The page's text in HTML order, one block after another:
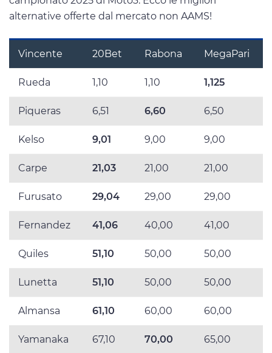
alternative offerte dal mercato non AAMS!
Vincente 20Bet Rabona MegaPari
Rueda 1,10 1,10 1,125
Piqueras 6,51 6,60 6,50
Kelso 9,01 9,00 9,00
Carpe 21,03 21,00 21,00
Furusato 29,04 29,00 29,00
Fernandez 41,06 40,00 41,00
Quiles 51,10 50,00 50,00
Lunetta 51,10 50,00 50,00
Almansa 61,10 60,00 60,00
Yamanaka 67,10 70,00 65,00